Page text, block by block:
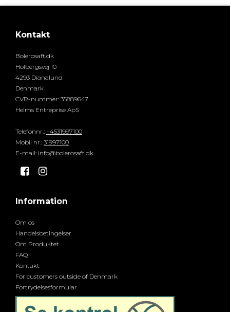
Kontakt
Bolerosaft.dk
Holbergsvej 10
4293 Dianalund
Denmark
CVR-nummer: 35889647
Helms Entreprise ApS
Telefonnr.: +4531997100
Mobil nr.: 31997100
E-mail: info@bolerosaft.dk
Information
Om os
Handelsbetingelser
Om Produktet
FAQ
Kontakt
For customers outside of Denmark
Fortrydelsesformular